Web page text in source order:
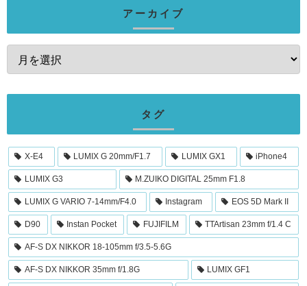
アーカイブ
タグ
X-E4 LUMIX G 20mm/F1.7 LUMIX GX1 iPhone4
LUMIX G3 M.ZUIKO DIGITAL 25mm F1.8
LUMIX G VARIO 7-14mm/F4.0 Instagram EOS 5D Mark II
D90 Instan Pocket FUJIFILM TTArtisan 23mm f/1.4 C
AF-S DX NIKKOR 18-105mm f/3.5-5.6G
AF-S DX NIKKOR 35mm f/1.8G LUMIX GF1